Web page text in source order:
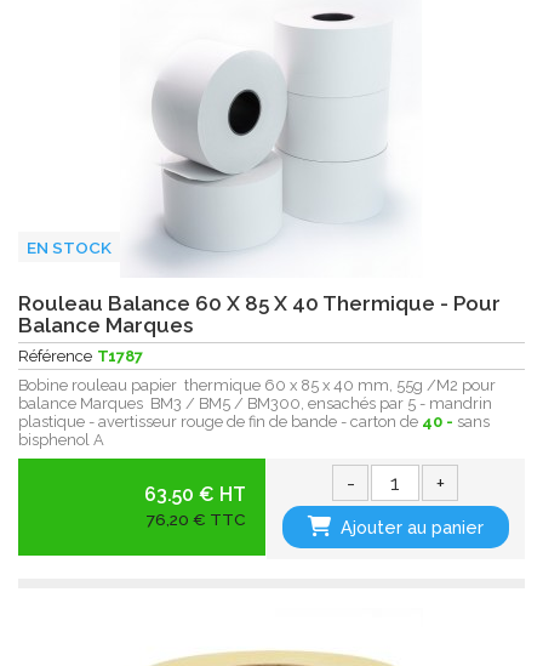
EN STOCK
Rouleau Balance 60 X 85 X 40 Thermique - Pour
Balance Marques
Référence T1787
Bobine rouleau papier thermique 60 x 85 x 40 mm, 55g /M2 pour
balance Marques BM3 / BM5 / BM300, ensachés par 5 - mandrin
plastique - avertisseur rouge de fin de bande - carton de 40 - sans
bisphenol A
63.50 € HT
76,20 € TTC
- +
Ajouter au panier